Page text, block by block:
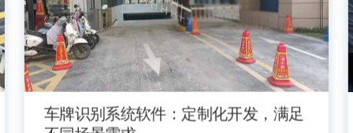
智能识别车牌技术深度剖析：AI赋能，